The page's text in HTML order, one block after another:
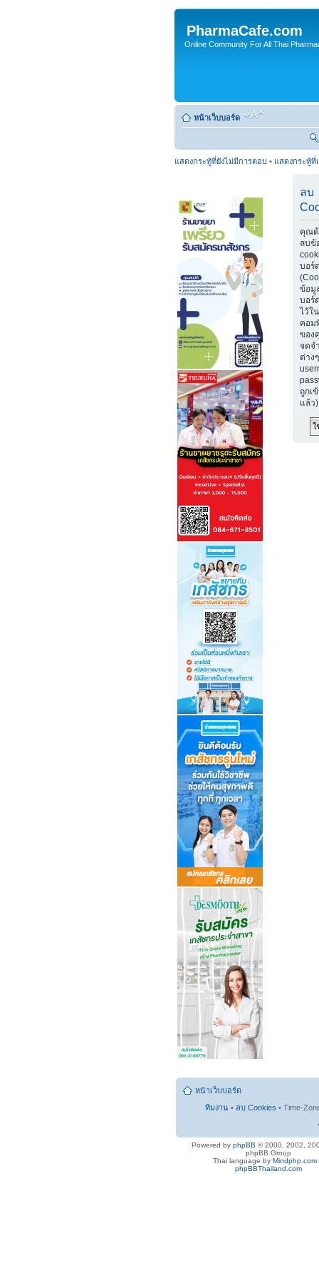
PharmaCafe.com
Online Community For All Thai
หน้าเว็บบอร์ด
แสดงกระทู้ที่ยังไม่มีการตอบ • แสดงกระทู้ที่
ลบ
คุณต้
ลบข้
บอร์
ข้อมู
บอร์
ไว้ใน
คอม
ของ
จดจ
ต่าง
ถูกเ
แล้ว)
หน้าเว็บบอร์ด
ทีมงาน • ลบ Cookies • Time-
Powered by phpBB © 2000, 2002,
phpBB Group
Thai language by Mindphp.com
phpBBThailand.com